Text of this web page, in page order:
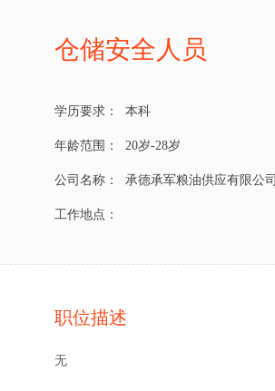
仓储安全人员
学历要求： 本科
年龄范围： 20岁-28岁
公司名称： 承德承军粮油供应有限公司
工作地点：
职位描述
无